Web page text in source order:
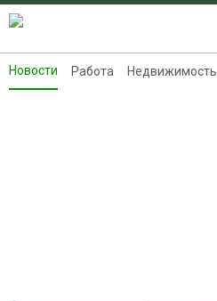
Новости
Новости Работа Недвижимость